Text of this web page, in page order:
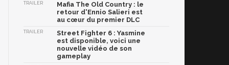
TRAILER
Mafia The Old Country : le
retour d'Ennio Salieri est
au cœur du premier DLC
TRAILER
Street Fighter 6 : Yasmine
est disponible, voici une
nouvelle vidéo de son
gameplay